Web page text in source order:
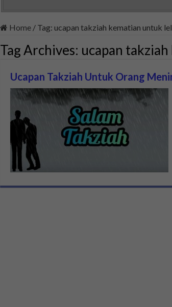
Home / Tag: ucapan takziah kematian untuk
Tag Archives: ucapan
Ucapan Takziah Untuk Orang